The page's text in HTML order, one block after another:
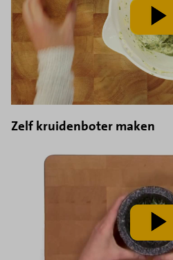
video
af
Zelf kruidenboter maken
video
af